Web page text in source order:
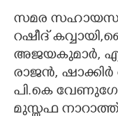
സമര
റഷീദ്
അജയകുമാർ,
രാജൻ,
പി.കെ
മുസ്തഫ